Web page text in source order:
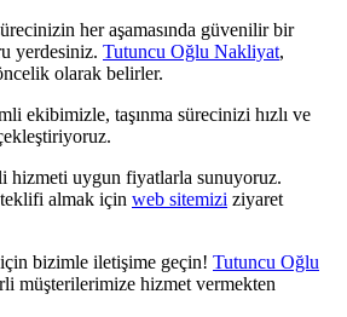
her aşamasında güvenilir bir
yerdesiniz. Tutuncu Oğlu Nakliyat,
olarak belirler.
ekibimizle, taşınma sürecinizi hızlı ve
hizmeti uygun fiyatlarla sunuyoruz.
almak için web sitemizi ziyaret
bizimle iletişime geçin! Tutuncu Oğlu
müşterilerimize hizmet vermekten